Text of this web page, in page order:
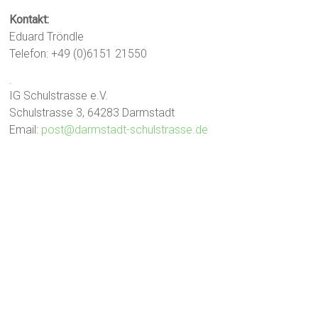
Kontakt:
Eduard Tröndle
Telefon: +49 (0)6151 21550
.
IG Schulstrasse e.V.
Schulstrasse 3, 64283 Darmstadt
Email: post@darmstadt-schulstrasse.de